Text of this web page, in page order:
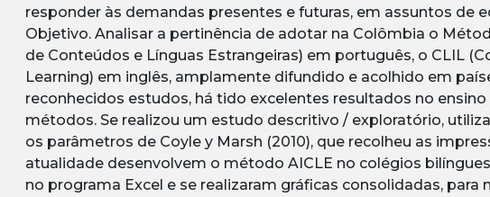
responder às demandas presentes e futuras, em assuntos de
Objetivo. Analisar a pertinência de adotar na Colômbia o
de Conteúdos e Línguas Estrangeiras) em português, o CLIL
Learning) em inglês, amplamente difundido e acolhido em
reconhecidos estudos, há tido excelentes resultados no
métodos. Se realizou um estudo descritivo / exploratório,
os parâmetros de Coyle y Marsh (2010), que recolheu as
atualidade desenvolvem o método AICLE no colégios
no programa Excel e se realizaram gráficas consolidadas,